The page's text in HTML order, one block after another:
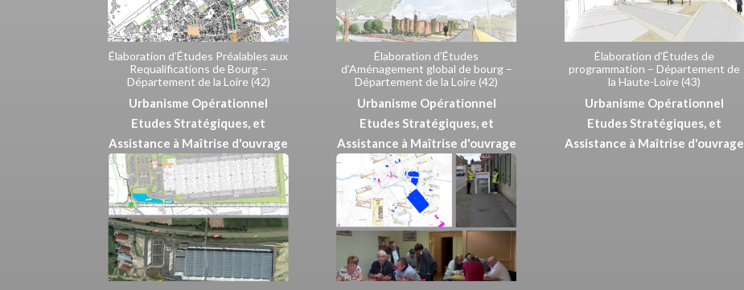
Élaboration d’Études Préalables aux
Requalifications de Bourg –
Département de la Loire (42)
Urbanisme Opérationnel
Etudes Stratégiques, et
Assistance à Maîtrise d'ouvrage
Élaboration d’Études
d’Aménagement global de bourg –
Département de la Loire (42)
Urbanisme Opérationnel
Etudes Stratégiques, et
Assistance à Maîtrise d'ouvrage
Élaboration d’Études de
programmation – Département de
la Haute-Loire (43)
Urbanisme Opérationnel
Etudes Stratégiques, et
Assistance à Maîtrise d'ouvrage